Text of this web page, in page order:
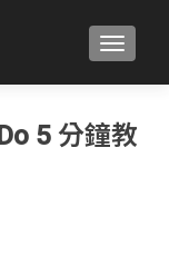
5 分鐘教